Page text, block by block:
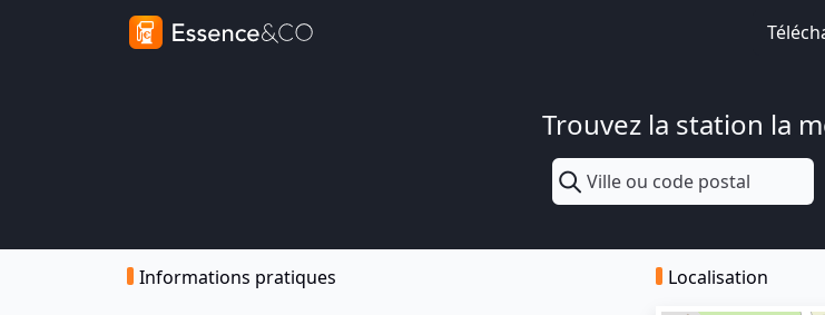
Trouvez la station la
Informations pratiques Localisation